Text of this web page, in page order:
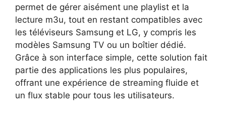
permet de gérer aisément une playlist et la
lecture m3u, tout en restant compatibles avec
les téléviseurs Samsung et LG, y compris les
modèles Samsung TV ou un boîtier dédié.
Grâce à son interface simple, cette solution fait
partie des applications les plus populaires,
offrant une expérience de streaming fluide et
un flux stable pour tous les utilisateurs.